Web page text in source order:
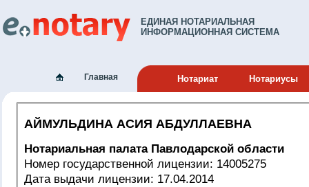
ЕДИНАЯ НОТАРИАЛЬНАЯ
ИНФОРМАЦИОННАЯ СИСТЕМА
Главная Нотариат Нотариусы
АЙМУЛЬДИНА АСИЯ АБДУЛЛАЕВНА
Нотариальная палата Павлодарской области
Номер государственной лицензии: 14005275
Дата выдачи лицензии: 17.04.2014